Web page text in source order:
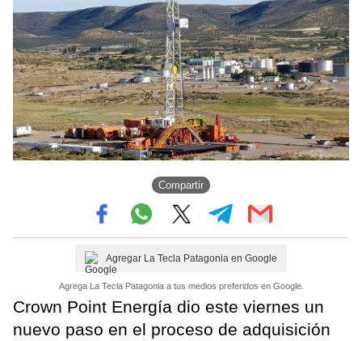
Compartir
Agregar La Tecla Patagonia en Google
Agrega La Tecla Patagonia a tus medios preferidos en Google.
Crown Point Energía dio este viernes un
nuevo paso en el proceso de adquisición